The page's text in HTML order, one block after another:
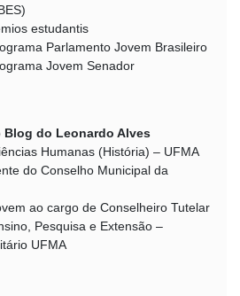
estudantis
Parlamento Jovem Brasileiro
Jovem Senador
Blog do Leonardo Alves
Humanas (História) – UFMA
do Conselho Municipal da
ao cargo de Conselheiro Tutelar
Pesquisa e Extensão –
UFMA